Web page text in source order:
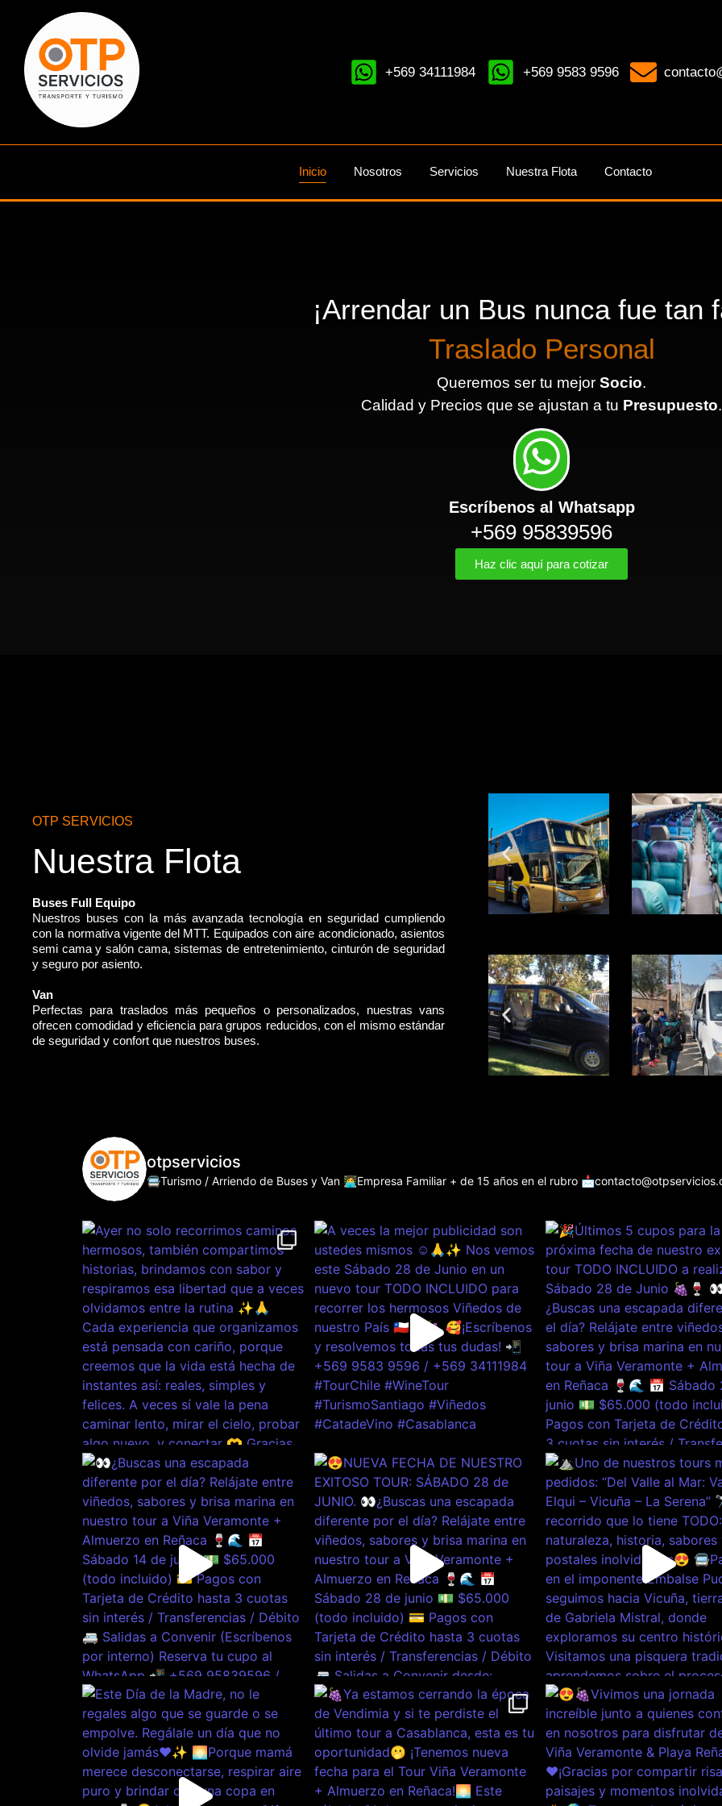
+569 34111984 +569 9583 9596
Inicio Nosotros Servicios Nuestra Flota Contacto
¡Arrendar un Bus nunca fue tan
Traslado Personal
Queremos ser tu mejor Socio.
Calidad y Precios que se ajustan a tu Presupuesto.
Escríbenos al Whatsapp
+569 95839596
Haz clic aquí para cotizar
OTP SERVICIOS
Nuestra Flota
Buses Full Equipo
Nuestros buses con la más avanzada tecnología en seguridad cumpliendo
con la normativa vigente del MTT. Equipados con aire acondicionado, asientos
semi cama y salón cama, sistemas de entretenimiento, cinturón de seguridad
y seguro por asiento.
Van
Perfectas para traslados más pequeños o personalizados, nuestras vans
ofrecen comodidad y eficiencia para grupos reducidos, con el mismo estándar
de seguridad y confort que nuestros buses.
otpservicios
🚍Turismo / Arriendo de Buses y Van 👩‍💻Empresa Familiar + de 15 años en el rubro